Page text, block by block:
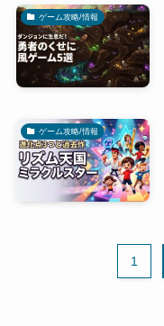
ゲーム攻略/情報
ゲーム攻略/情報
1